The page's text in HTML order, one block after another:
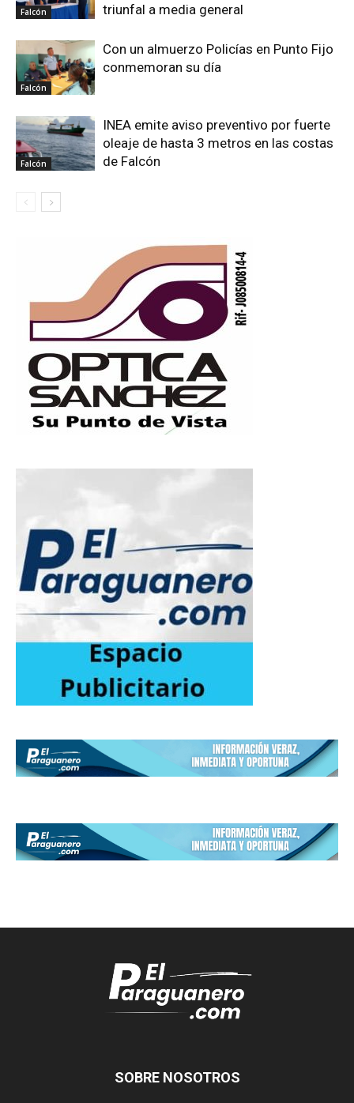
Falcón
triunfal a media general
Falcón
Con un almuerzo Policías en Punto Fijo
conmemoran su día
Falcón
INEA emite aviso preventivo por fuerte
oleaje de hasta 3 metros en las costas
de Falcón
SOBRE NOSOTROS